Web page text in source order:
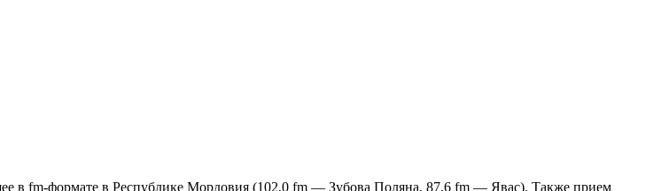
в fm-формате в Республике Мордовия (102,0 fm — Зубова Поляна, 87,6 fm — Явас). Также прием